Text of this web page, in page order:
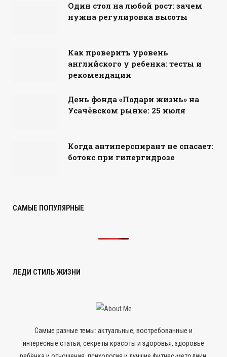
Один стол на любой рост: зачем
нужна регулировка высоты
Как проверить уровень
английского у ребенка: тесты и
рекомендации
День фонда «Подари жизнь» на
Усачёвском рынке: 25 июля
Когда антиперспирант не спасает:
ботокс при гипергидрозе
САМЫЕ ПОПУЛЯРНЫЕ
ЛЕДИ СТИЛЬ ЖИЗНИ
Самые разные темы: актуальные, востребованные и
интересные статьи, секреты красоты и здоровья, здоровье